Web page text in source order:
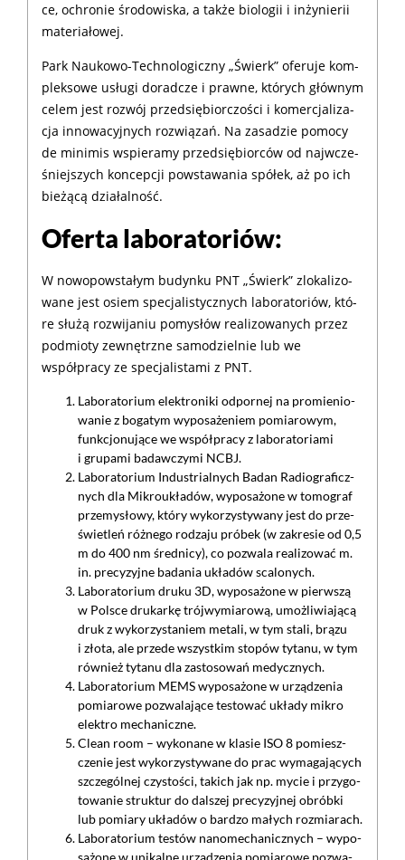
ce, ochro­nie śro­do­wi­ska, a tak­że bio­lo­gii i in­ży­nie­rii
ma­te­ria­ło­wej.
Park Nau­ko­wo-Tech­no­lo­gicz­ny „Świerk” ofe­ru­je kom­
plek­so­we usłu­gi do­rad­cze i praw­ne, któ­rych głów­nym
ce­lem jest roz­wój przed­się­bior­czo­ści i ko­mer­cja­li­za­
cja in­no­wa­cyj­nych roz­wią­zań. Na za­sa­dzie po­mo­cy
de mi­ni­mis wspie­ra­my przed­się­bior­ców od naj­wcze­
śniej­szych kon­cep­cji po­wsta­wa­nia spół­ek, aż po ich
bie­żą­cą dzia­łalność.
Ofer­ta la­bo­ra­to­riów:
W nowopo­wsta­łym bu­dyn­ku PNT „Świerk” zlo­ka­li­zo­
wa­ne jest osiem spe­cja­li­stycz­nych la­bo­ra­to­riów, któ­
re słu­żą roz­wi­ja­niu po­my­słów re­ali­zo­wa­nych przez
podmio­ty ze­wnętrz­ne sa­mo­dziel­nie lub we
współpra­cy ze spe­cja­li­sta­mi z PNT.
La­bo­ra­to­rium elek­tro­ni­ki od­por­nej na pro­mie­nio­
wa­nie z bo­ga­tym wy­po­sa­że­niem po­miarowym,
funk­cjo­nu­ją­ce we współpra­cy z la­bo­ra­to­ria­mi
i gru­pa­mi ba­daw­czymi NCBJ.
La­bo­ra­to­rium In­du­strial­nych Ba­dan Ra­dio­gra­ficz­
nych dla Mikroukła­dów, wy­po­sa­żo­ne w to­mo­graf
prze­my­sło­wy, któ­ry wy­ko­rzy­sty­wa­ny jest do prze­
świe­tleń róż­ne­go ro­dza­ju pró­bek (w za­kre­sie od 0,5
m do 400 nm śred­ni­cy), co po­zwa­la re­ali­zo­wać m.
in. pre­cy­zyj­ne ba­da­nia ukła­dów sca­lo­nych.
La­bo­ra­to­rium dru­ku 3D, wy­po­sa­żo­ne w pierw­szą
w Pol­sce dru­kar­kę trój­wy­mia­ro­wą, umoż­li­wiającą
druk z wykorzysta­niem me­ta­li, w tym sta­li, brą­zu
i zło­ta, ale przede wszyst­kim sto­pów ty­ta­nu, w tym
rów­nież ty­ta­nu dla za­sto­so­wań me­dycz­nych.
La­bo­ra­to­rium MEMS wy­po­sa­żo­ne w urzą­dze­nia
po­miarowe po­zwa­lające te­sto­wać ukła­dy mi­kro
elek­tro me­cha­nicz­ne.
Cle­an ro­om – wy­ko­na­ne w kla­sie ISO 8 po­miesz­
cze­nie jest wy­ko­rzy­sty­wa­ne do prac wy­ma­ga­ją­cych
szcze­gól­nej czy­sto­ści, ta­kich jak np. my­cie i przy­go­
to­wa­nie struk­tur do dal­szej pre­cy­zyj­nej obrób­ki
lub po­mia­ry ukła­dów o bar­dzo ma­łych roz­mia­rach.
La­bo­ra­to­rium te­stów nanome­cha­nicz­nych – wy­po­
sa­żo­ne w uni­kal­ne urzą­dze­nia po­miarowe po­zwa­